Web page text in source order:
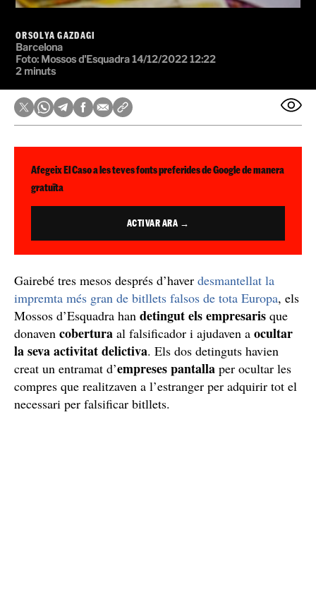
ORSOLYA GAZDAGI
Barcelona
Foto: Mossos d'Esquadra14/12/2022 12:22
2 minuts
Afegeix El Caso a les teves fonts preferides de Google de manera
gratuïta
ACTIVAR ARA →
Gairebé tres mesos després d’haver desmantellat la
impremta més gran de bitllets falsos de tota Europa, els
Mossos d’Esquadra han detingut els empresaris que
donaven cobertura al falsificador i ajudaven a ocultar
la seva activitat delictiva. Els dos detinguts havien
creat un entramat d’empreses pantalla per ocultar les
compres que realitzaven a l’estranger per adquirir tot el
necessari per falsificar bitllets.